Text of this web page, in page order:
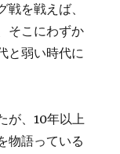
を戦えば、
そこにわずか
と弱い時代に
が、10年以上
物語っている